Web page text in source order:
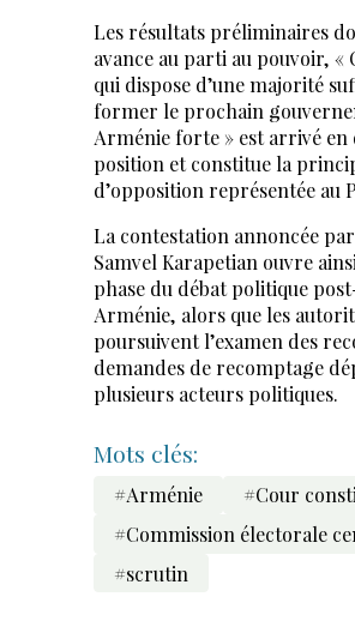
Les résultats préliminaires
avance au parti au pouvoir, «
qui dispose d’une majorité
former le prochain
Arménie forte » est arrivé en
position et constitue la
d’opposition représentée au
La contestation annoncée
Samvel Karapetian ouvre
phase du débat politique
Arménie, alors que les
poursuivent l’examen des
demandes de recomptage
plusieurs acteurs politiques.
Mots clés:
#Arménie
#Cour
#Commission électorale
#scrutin